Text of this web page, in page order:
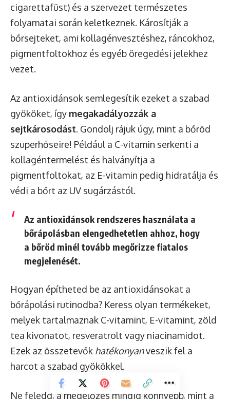
cigarettafüst) és a szervezet természetes
folyamatai során keletkeznek. Károsítják a
bőrsejteket, ami kollagénvesztéshez, ráncokhoz,
pigmentfoltokhoz és egyéb öregedési jelekhez
vezet.
Az antioxidánsok semlegesítik ezeket a szabad
gyököket, így megakadályozzák a
sejtkárosodást. Gondolj rájuk úgy, mint a bőröd
szuperhőseire! Például a C-vitamin serkenti a
kollagéntermelést és halványítja a
pigmentfoltokat, az E-vitamin pedig hidratálja és
védi a bőrt az UV sugárzástól.
Az antioxidánsok rendszeres használata a
bőrápolásban elengedhetetlen ahhoz, hogy
a bőröd minél tovább megőrizze fiatalos
megjelenését.
Hogyan építheted be az antioxidánsokat a
bőrápolási rutinodba? Keress olyan termékeket,
melyek tartalmaznak C-vitamint, E-vitamint, zöld
tea kivonatot, resveratrolt vagy niacinamidot.
Ezek az összetevők hatékonyanveszik fel a
harcot a szabad gyökökkel.
Ne feledd, a megelőzés mindig könnyebb, mint a